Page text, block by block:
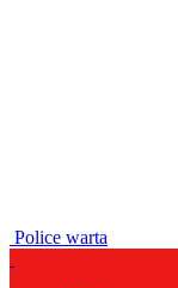
Police warta